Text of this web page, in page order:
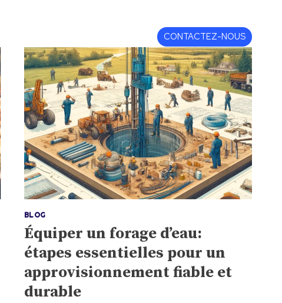
CONTACTEZ-NOUS
BLOG
Équiper un forage d’eau:
étapes essentielles pour un
approvisionnement fiable et
durable